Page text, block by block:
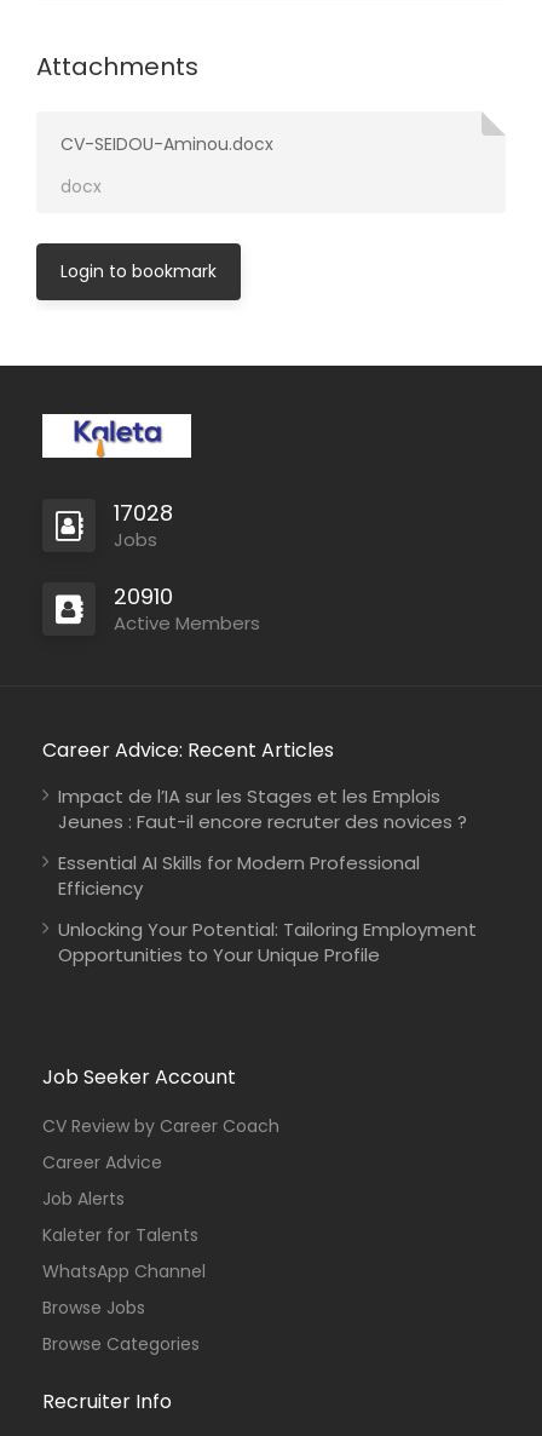
Attachments
CV-SEIDOU-Aminou.docx
docx
Login to bookmark
17028
Jobs
20910
Active Members
Career Advice: Recent Articles
Impact de l’IA sur les Stages et les Emplois
Jeunes : Faut-il encore recruter des novices ?
Essential AI Skills for Modern Professional
Efficiency
Unlocking Your Potential: Tailoring Employment
Opportunities to Your Unique Profile
Job Seeker Account
CV Review by Career Coach
Career Advice
Job Alerts
Kaleter for Talents
WhatsApp Channel
Browse Jobs
Browse Categories
Recruiter Info